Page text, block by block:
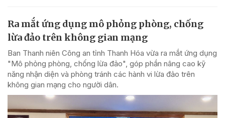
Ra mắt ứng dụng mô phỏng phòng, chống
lừa đảo trên không gian mạng
Ban Thanh niên Công an tỉnh Thanh Hóa vừa ra mắt ứng dụng
"Mô phỏng phòng, chống lừa đảo", góp phần nâng cao kỹ
năng nhận diện và phòng tránh các hành vi lừa đảo trên
không gian mạng cho người dân.